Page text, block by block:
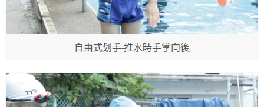
自由式划手-推水時手掌向後